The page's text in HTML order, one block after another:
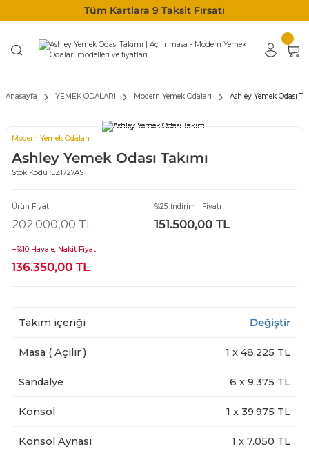
Tüm Kartlara 9 Taksit Fırsatı
Anasayfa YEMEK ODALARI Modern Yemek Odaları Ashley Yemek Odası
Modern Yemek Odaları
Ashley Yemek Odası Takımı
Stok Kodu :LZ1727AS
Ürün Fiyatı
202.000,00 TL
%25 İndirimli Fiyatı
151.500,00 TL
+%10 Havale, Nakit Fiyatı
136.350,00 TL
Takım içeriği Değiştir
Masa ( Açılır ) 1 x 48.225 TL
Sandalye 6 x 9.375 TL
Konsol 1 x 39.975 TL
Konsol Aynası 1 x 7.050 TL